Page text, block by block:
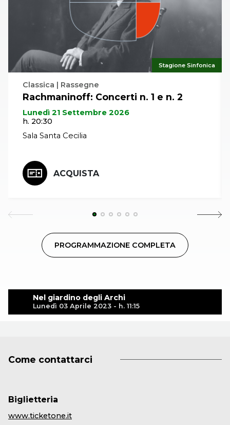
Nel giardino degli Archi
Lunedì 03 Aprile 2023 - h. 11:15
Stagione Sinfonica
Classica | Rassegne
Rachmaninoff: Concerti n. 1 e n. 2
Lunedì 21 Settembre 2026
h. 20:30
Sala Santa Cecilia
ACQUISTA
PROGRAMMAZIONE COMPLETA
Come contattarci
Biglietteria
www.ticketone.it